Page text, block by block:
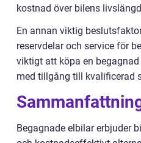
kostnad över bilens
En annan viktig
reservdelar och service för
viktigt att köpa en
med tillgång till kvalificerad
Begagnade elbilar erbjuder